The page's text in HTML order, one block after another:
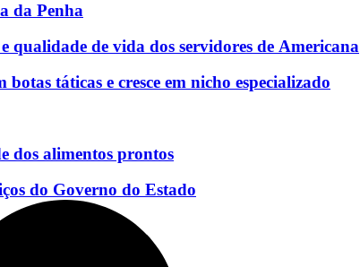
da Penha
qualidade de vida dos servidores de Americana
táticas e cresce em nicho especializado
dos alimentos prontos
do Governo do Estado